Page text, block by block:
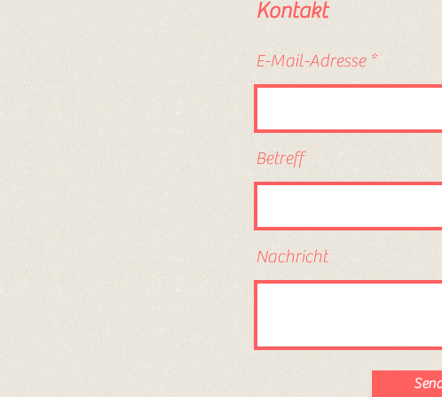
Kontakt
E-Mail-Adresse
Betreff
Nachricht